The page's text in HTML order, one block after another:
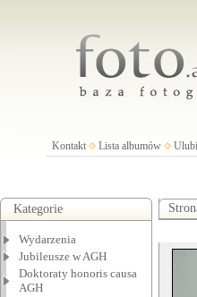
Kontakt Lista albumów
Kategorie
Wydarzenia
Jubileusze w AGH
Doktoraty honoris causa
AGH